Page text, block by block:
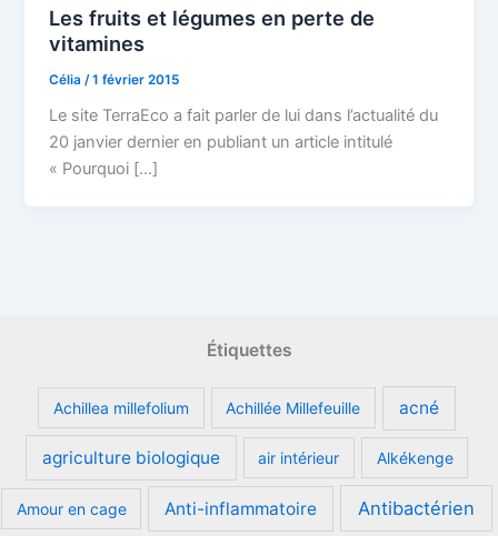
Les fruits et légumes en perte de
vitamines
Célia /1 février 2015
Le site TerraEco a fait parler de lui dans l’actualité du
20 janvier dernier en publiant un article intitulé
« Pourquoi […]
Étiquettes
Achillea millefolium Achillée Millefeuille acné
agriculture biologique air intérieur Alkékenge
Amour en cage Anti-inflammatoire Antibactérien